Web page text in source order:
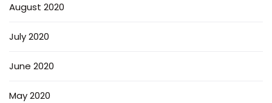
August 2020
July 2020
June 2020
May 2020